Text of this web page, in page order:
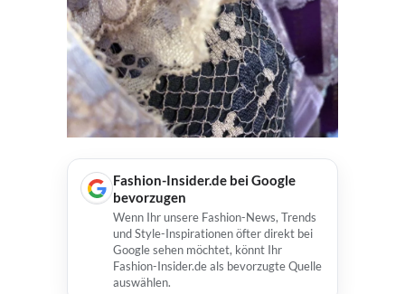
Fashion-Insider.de bei Google
bevorzugen
Wenn Ihr unsere Fashion-News, Trends
und Style-Inspirationen öfter direkt bei
Google sehen möchtet, könnt Ihr
Fashion-Insider.de als bevorzugte Quelle
auswählen.